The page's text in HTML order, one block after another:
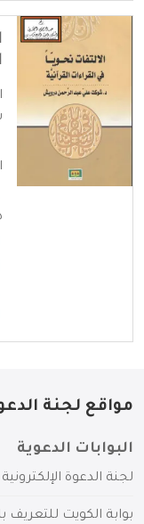
مواقع لجنة
البوابات الدعوية
لجنة الدعوة الإلكترونية
بوابة الكويت للتعريف